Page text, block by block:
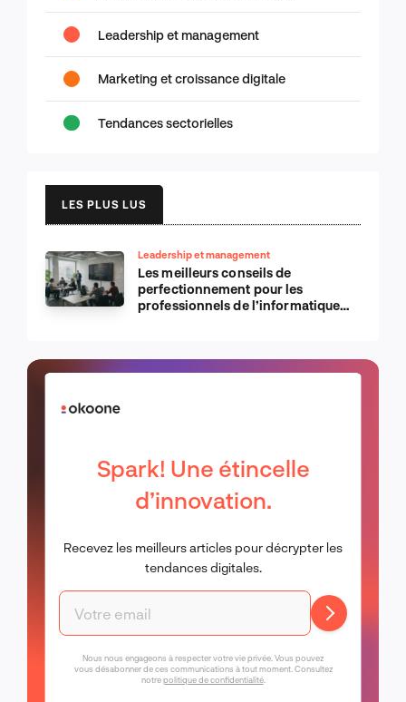
Leadership et management
Marketing et croissance digitale
Tendances sectorielles
LES PLUS LUS
Leadership et management
Les meilleurs conseils de
perfectionnement pour les
professionnels de l’informatique
Spark! Une étincelle
d’innovation.
Recevez les meilleurs articles pour décrypter les
tendances digitales.
Nous nous engageons à respecter votre vie privée. Vous pouvez
vous désabonner de ces communications à tout moment. Consultez
notrepolitique de confidentialité.